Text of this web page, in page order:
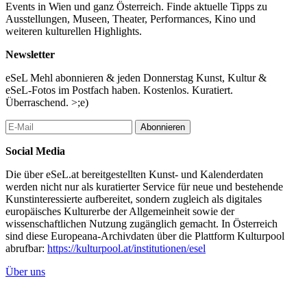
Events in Wien und ganz Österreich. Finde aktuelle Tipps zu
Ausstellungen, Museen, Theater, Performances, Kino und
weiteren kulturellen Highlights.
Newsletter
eSeL Mehl abonnieren & jeden Donnerstag Kunst, Kultur &
eSeL-Fotos im Postfach haben. Kostenlos. Kuratiert.
Überraschend. >;e)
Abonnieren
Social Media
Die über eSeL.at bereitgestellten Kunst- und Kalenderdaten
werden nicht nur als kuratierter Service für neue und bestehende
Kunstinteressierte aufbereitet, sondern zugleich als digitales
europäisches Kulturerbe der Allgemeinheit sowie der
wissenschaftlichen Nutzung zugänglich gemacht. In Österreich
sind diese Europeana-Archivdaten über die Plattform Kulturpool
abrufbar: https://kulturpool.at/institutionen/esel
Über uns